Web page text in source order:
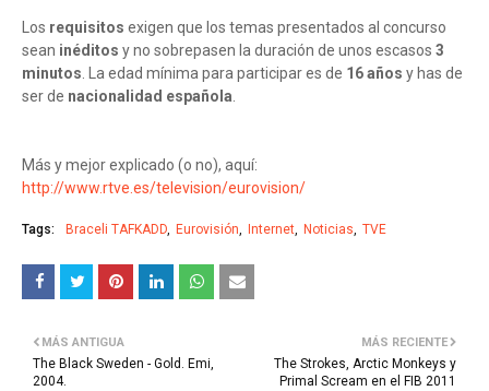
Los requisitos exigen que los temas presentados al concurso
sean inéditos y no sobrepasen la duración de unos escasos 3
minutos. La edad mínima para participar es de 16 años y has de
ser de nacionalidad española.
Más y mejor explicado (o no), aquí:
http://www.rtve.es/television/eurovision/
Tags: Braceli TAFKADD Eurovisión Internet Noticias TVE
MÁS RECIENTE
The Strokes, Arctic Monkeys y
Primal Scream en el FIB 2011
MÁS ANTIGUA
The Black Sweden - Gold. Emi,
2004.